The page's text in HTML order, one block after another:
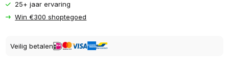
25+ jaar ervaring
Win €300 shoptegoed
Veilig betalen